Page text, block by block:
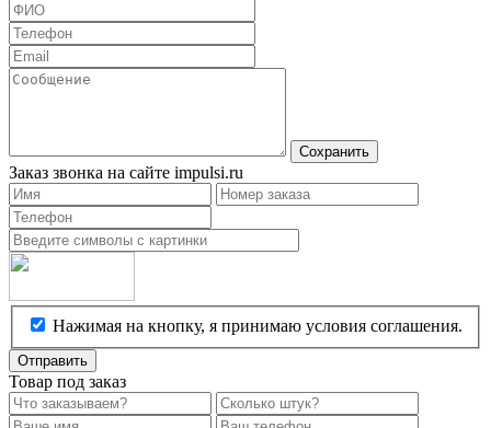
Сохранить
Заказ звонка на сайте impulsi.ru
Нажимая на кнопку, я принимаю условия соглашения.
Отправить
Товар под заказ